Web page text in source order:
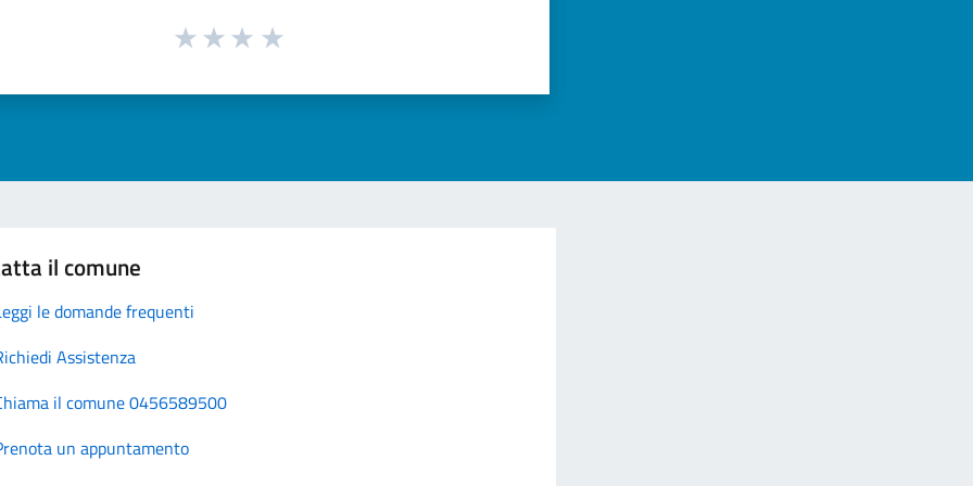
il comune
le domande frequenti
Assistenza
il comune 0456589500
un appuntamento